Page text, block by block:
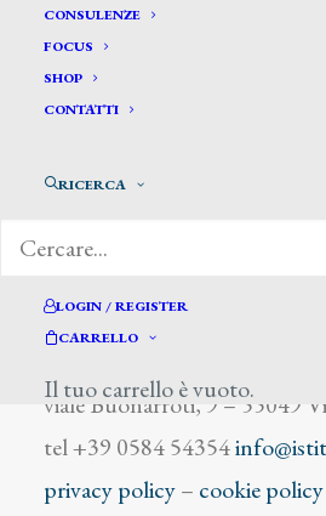
CONSULENZE
FOCUS
SHOP
CONTATTI
RICERCA
LOGIN / REGISTER
CARRELLO
Il tuo carrello è vuoto.
Marini Michele
viale Buonarroti, 9 – 55049
tel +39 0584 54354
privacy policy– cookie policy